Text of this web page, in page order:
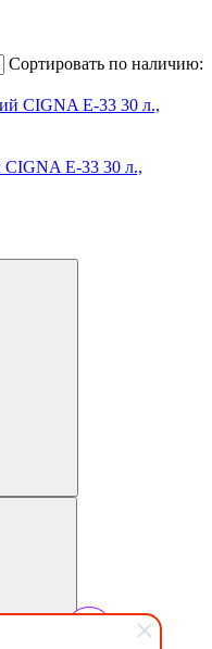
Сортировать по наличию:
E-33 30 л.,